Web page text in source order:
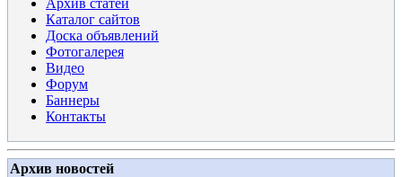
Архив статей
Каталог сайтов
Доска объявлений
Фотогалерея
Видео
Форум
Баннеры
Контакты
Архив новостей